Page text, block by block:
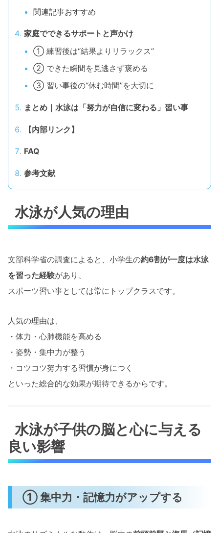
関連記事おすすめ
家庭でできるサポートと声かけ
① 練習後は“結果よりリラックス”
② できた瞬間を見逃さず褒める
③ 習い事後の“休む時間”を大切に
まとめ｜水泳は「努力が自信に変わる」習い事
【内部リンク】
FAQ
参考文献
水泳が人気の理由
文部科学省の調査によると、小学生の約6割が一度は水泳
を習った経験があり、
スポーツ習い事としては常にトップクラスです。
人気の理由は、
・体力・心肺機能を高める
・姿勢・集中力が整う
・コツコツ努力する習慣が身につく
といった総合的な効果が期待できるからです。
水泳が子供の脳と心に与える
良い影響
① 集中力・記憶力がアップする